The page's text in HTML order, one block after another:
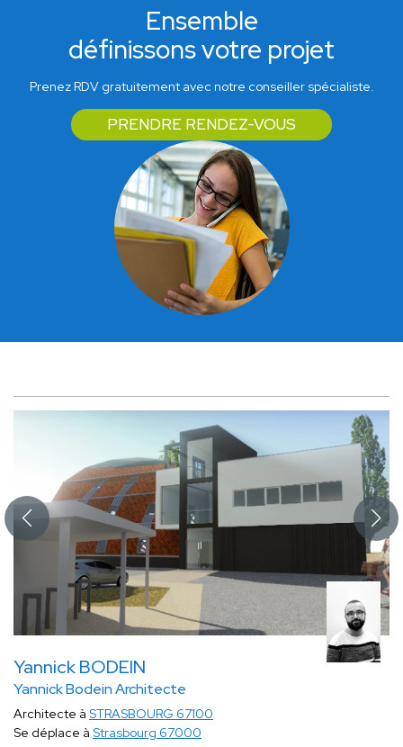
Ensemble
définissons votre projet
Prenez RDV gratuitement avec notre conseiller spécialiste.
PRENDRE RENDEZ-VOUS
Yannick BODEIN
Yannick Bodein Architecte
Architecte à STRASBOURG 67100
Se déplace à Strasbourg 67000